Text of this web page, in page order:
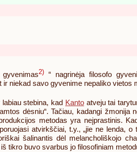
2) “ nagrinėja filosofo
ir niekad savo gyvenime nepaliko vietos
stebina, kad Kantoatveju tai
dėsniu“. Tačiau, kadangi
metodas yra neįprastinis.
atvirkščiai, t.y., „jie ne lenda,
šalinantis dėl melancholiškojo
tikro buvo svarbus jo filosofiniam